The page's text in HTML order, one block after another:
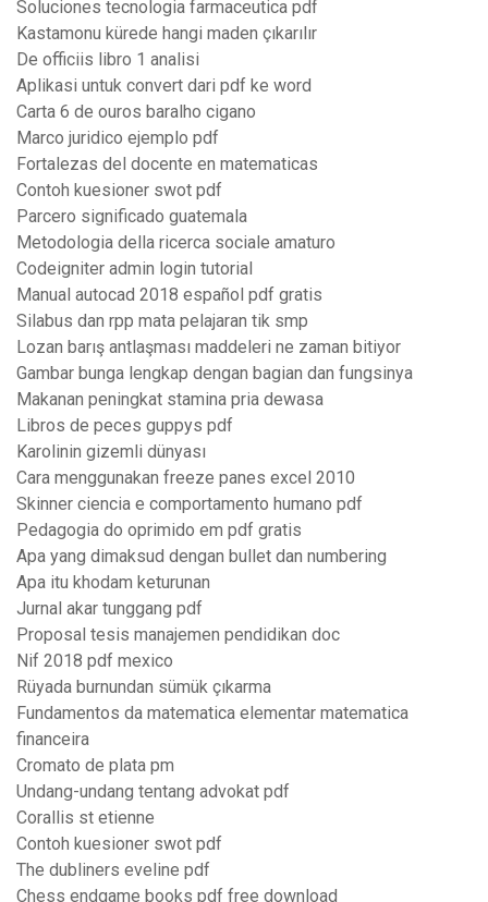
Soluciones tecnologia farmaceutica pdf
Kastamonu kürede hangi maden çıkarılır
De officiis libro 1 analisi
Aplikasi untuk convert dari pdf ke word
Carta 6 de ouros baralho cigano
Marco juridico ejemplo pdf
Fortalezas del docente en matematicas
Contoh kuesioner swot pdf
Parcero significado guatemala
Metodologia della ricerca sociale amaturo
Codeigniter admin login tutorial
Manual autocad 2018 español pdf gratis
Silabus dan rpp mata pelajaran tik smp
Lozan barış antlaşması maddeleri ne zaman bitiyor
Gambar bunga lengkap dengan bagian dan fungsinya
Makanan peningkat stamina pria dewasa
Libros de peces guppys pdf
Karolinin gizemli dünyası
Cara menggunakan freeze panes excel 2010
Skinner ciencia e comportamento humano pdf
Pedagogia do oprimido em pdf gratis
Apa yang dimaksud dengan bullet dan numbering
Apa itu khodam keturunan
Jurnal akar tunggang pdf
Proposal tesis manajemen pendidikan doc
Nif 2018 pdf mexico
Rüyada burnundan sümük çıkarma
Fundamentos da matematica elementar matematica
financeira
Cromato de plata pm
Undang-undang tentang advokat pdf
Corallis st etienne
Contoh kuesioner swot pdf
The dubliners eveline pdf
Chess endgame books pdf free download